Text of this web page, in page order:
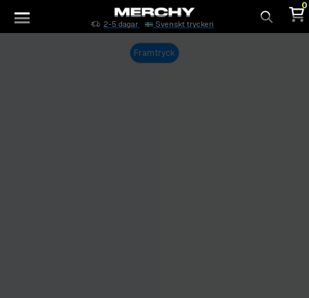
2-5 dagar Svenskt tryckeri
Sök
0
Framtryck